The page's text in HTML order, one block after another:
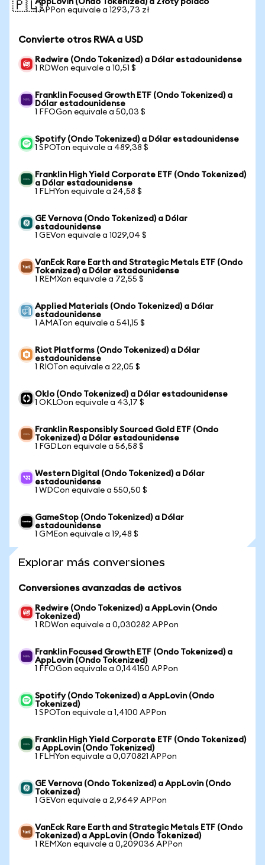
🇵🇱AppLovin (Ondo Tokenized) a Złoty polaco
1 APPon equivale a 1293,73 zł
Convierte otros RWA a USD
Redwire (Ondo Tokenized) a Dólar estadounidense
1 RDWon equivale a 10,51 $
Franklin Focused Growth ETF (Ondo Tokenized) a
Dólar estadounidense
1 FFOGon equivale a 50,03 $
Spotify (Ondo Tokenized) a Dólar estadounidense
1 SPOTon equivale a 489,38 $
Franklin High Yield Corporate ETF (Ondo Tokenized)
a Dólar estadounidense
1 FLHYon equivale a 24,58 $
GE Vernova (Ondo Tokenized) a Dólar
estadounidense
1 GEVon equivale a 1029,04 $
VanEck Rare Earth and Strategic Metals ETF (Ondo
Tokenized) a Dólar estadounidense
1 REMXon equivale a 72,55 $
Applied Materials (Ondo Tokenized) a Dólar
estadounidense
1 AMATon equivale a 541,15 $
Riot Platforms (Ondo Tokenized) a Dólar
estadounidense
1 RIOTon equivale a 22,05 $
Oklo (Ondo Tokenized) a Dólar estadounidense
1 OKLOon equivale a 43,17 $
Franklin Responsibly Sourced Gold ETF (Ondo
Tokenized) a Dólar estadounidense
1 FGDLon equivale a 56,58 $
Western Digital (Ondo Tokenized) a Dólar
estadounidense
1 WDCon equivale a 550,50 $
GameStop (Ondo Tokenized) a Dólar
estadounidense
1 GMEon equivale a 19,48 $
Explorar más conversiones
Conversiones avanzadas de activos
Redwire (Ondo Tokenized) a AppLovin (Ondo
Tokenized)
1 RDWon equivale a 0,030282 APPon
Franklin Focused Growth ETF (Ondo Tokenized) a
AppLovin (Ondo Tokenized)
1 FFOGon equivale a 0,144150 APPon
Spotify (Ondo Tokenized) a AppLovin (Ondo
Tokenized)
1 SPOTon equivale a 1,4100 APPon
Franklin High Yield Corporate ETF (Ondo Tokenized)
a AppLovin (Ondo Tokenized)
1 FLHYon equivale a 0,070821 APPon
GE Vernova (Ondo Tokenized) a AppLovin (Ondo
Tokenized)
1 GEVon equivale a 2,9649 APPon
VanEck Rare Earth and Strategic Metals ETF (Ondo
Tokenized) a AppLovin (Ondo Tokenized)
1 REMXon equivale a 0,209036 APPon